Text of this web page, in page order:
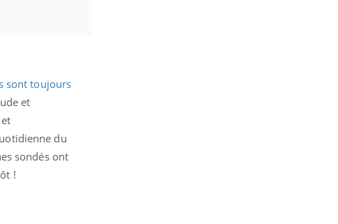
sont toujours
et
du
sondés ont
!